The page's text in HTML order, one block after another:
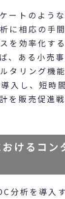
ートのよう
に相応の手
を効率化す
、ある小売
タリング機
入し、短時
を販売促進
けるコン
分析を導入